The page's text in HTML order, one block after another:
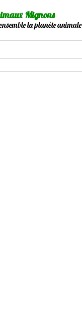
Mignons
la planète animale